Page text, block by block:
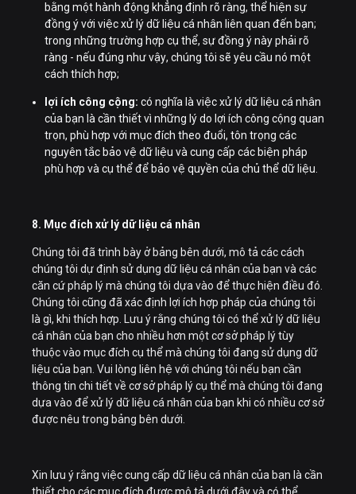
bằng một hành động khẳng định rõ ràng, thể hiện sự
đồng ý với việc xử lý dữ liệu cá nhân liên quan đến bạn;
trong những trường hợp cụ thể, sự đồng ý này phải rõ
ràng - nếu đúng như vậy, chúng tôi sẽ yêu cầu nó một
cách thích hợp;
lợi ích công cộng: có nghĩa là việc xử lý dữ liệu cá nhân
của bạn là cần thiết vì những lý do lợi ích công cộng quan
trọn, phù hợp với mục đích theo đuổi, tôn trọng các
nguyên tắc bảo vệ dữ liệu và cung cấp các biện pháp
phù hợp và cụ thể để bảo vệ quyền của chủ thể dữ liệu.
8. Mục đích xử lý dữ liệu cá nhân
Chúng tôi đã trình bày ở bảng bên dưới, mô tả các cách
chúng tôi dự định sử dụng dữ liệu cá nhân của bạn và các
căn cứ pháp lý mà chúng tôi dựa vào để thực hiện điều đó.
Chúng tôi cũng đã xác định lợi ích hợp pháp của chúng tôi
là gì, khi thích hợp. Lưu ý rằng chúng tôi có thể xử lý dữ liệu
cá nhân của bạn cho nhiều hơn một cơ sở pháp lý tùy
thuộc vào mục đích cụ thể mà chúng tôi đang sử dụng dữ
liệu của bạn. Vui lòng liên hệ với chúng tôi nếu bạn cần
thông tin chi tiết về cơ sở pháp lý cụ thể mà chúng tôi đang
dựa vào để xử lý dữ liệu cá nhân của bạn khi có nhiều cơ sở
được nêu trong bảng bên dưới.
Xin lưu ý rằng việc cung cấp dữ liệu cá nhân của bạn là cần